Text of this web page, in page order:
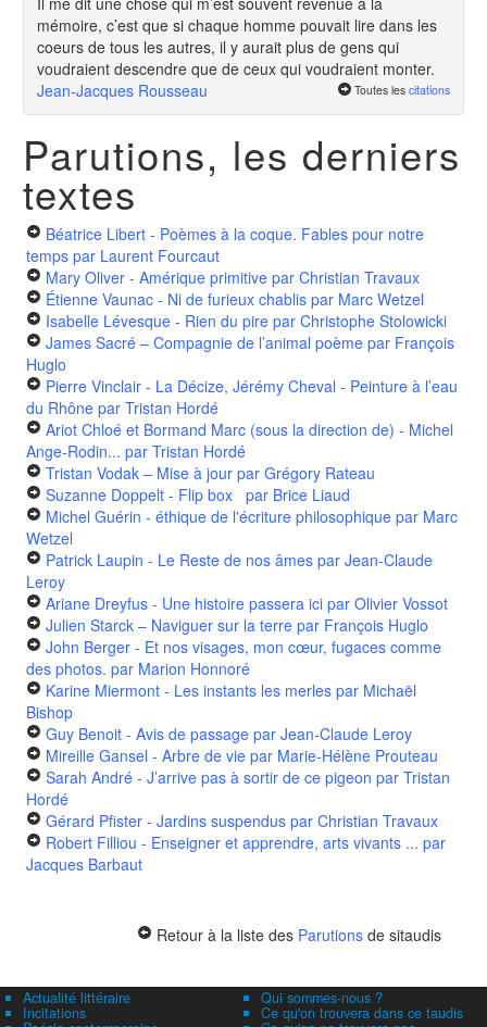
mémoire, c’est que si chaque homme pouvait lire dans les
coeurs de tous les autres, il y aurait plus de gens qui
voudraient descendre que de ceux qui voudraient monter.
Jean-Jacques Rousseau
Toutes les citations
Parutions, les derniers
textes
Béatrice Libert - Poèmes à la coque. Fables pour notre
temps par Laurent Fourcaut
Mary Oliver - Amérique primitive par Christian Travaux
Étienne Vaunac - Ni de furieux chablis par Marc Wetzel
Isabelle Lévesque - Rien du pire par Christophe Stolowicki
James Sacré – Compagnie de l’animal poème par François
Huglo
Pierre Vinclair - La Décize, Jérémy Cheval - Peinture à l’eau
du Rhône par Tristan Hordé
Ariot Chloé et Bormand Marc (sous la direction de) - Michel
Ange-Rodin... par Tristan Hordé
Tristan Vodak – Mise à jour par Grégory Rateau
Suzanne Doppelt - Flip box par Brice Liaud
Michel Guérin - éthique de l'écriture philosophique par Marc
Wetzel
Patrick Laupin - Le Reste de nos âmes par Jean-Claude
Leroy
Ariane Dreyfus - Une histoire passera ici par Olivier Vossot
Julien Starck – Naviguer sur la terre par François Huglo
John Berger - Et nos visages, mon cœur, fugaces comme
des photos. par Marion Honnoré
Karine Miermont - Les instants les merles par Michaël
Bishop
Guy Benoit - Avis de passage par Jean-Claude Leroy
Mireille Gansel - Arbre de vie par Marie-Hélène Prouteau
Sarah André - J’arrive pas à sortir de ce pigeon par Tristan
Hordé
Gérard Pfister - Jardins suspendus par Christian Travaux
Robert Filliou - Enseigner et apprendre, arts vivants ... par
Jacques Barbaut
Retour à la liste des Parutions de sitaudis
Actualité littéraire
Incitations
Qui sommes-nous ?
Ce qu'on trouvera dans ce taudis